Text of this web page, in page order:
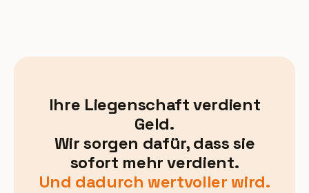
Ihre Liegenschaft verdient
Geld.
Wir sorgen dafür, dass sie
sofort mehr verdient.
Und dadurch wertvoller wird.